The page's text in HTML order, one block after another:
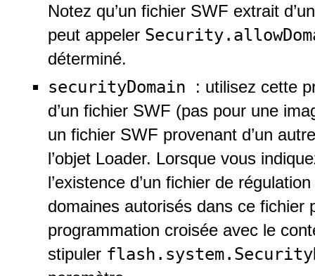
Notez qu’un fichier SWF extrait
peut appeler
déterminé.
securityDomain
: utilisez cette
d’un fichier SWF (pas pour une
un fichier SWF provenant d’un
l’objet Loader. Lorsque vous
l’existence d’un fichier de
domaines autorisés dans ce fichier
programmation croisée avec le
stipuler